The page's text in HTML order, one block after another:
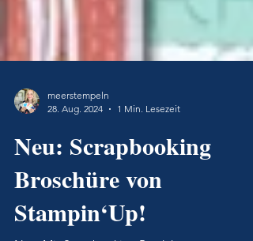
meerstempeln
28. Aug. 2024
1 Min. Lesezeit